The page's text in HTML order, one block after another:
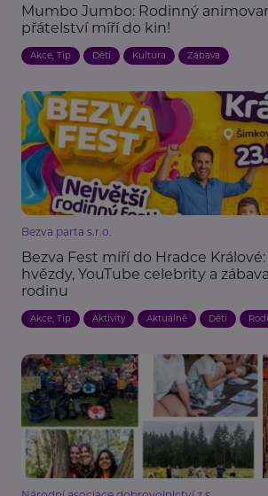
Mumbo Jumbo: Rodinný
přátelství míří do kin!
Akce, Tip Děti Kultura Zábava
Bezva parta s.r.o.
Bezva Fest míří do Hradce
hvězdy, YouTube celebrity a
rodinu
Akce, Tip Aktivity Aktuálně Děti